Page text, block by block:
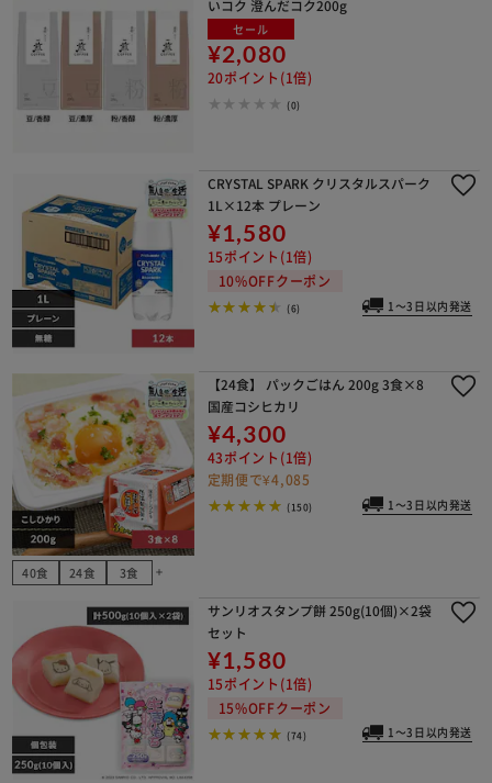
いコク 澄んだコク200g
セール
¥2,080
20ポイント(1倍)
(0)
CRYSTAL SPARK クリスタルスパーク
1L×12本 プレーン
¥1,580
15ポイント(1倍)
10%OFFクーポン
(6) 1～3日以内発送
40食 24食 3食 add
【24食】 パックごはん 200g 3食×8
国産コシヒカリ
¥4,300
43ポイント(1倍)
定期便で¥4,085
(150) 1～3日以内発送
サンリオスタンプ餅 250g(10個)×2袋
セット
¥1,580
15ポイント(1倍)
15%OFFクーポン
(74) 1～3日以内発送